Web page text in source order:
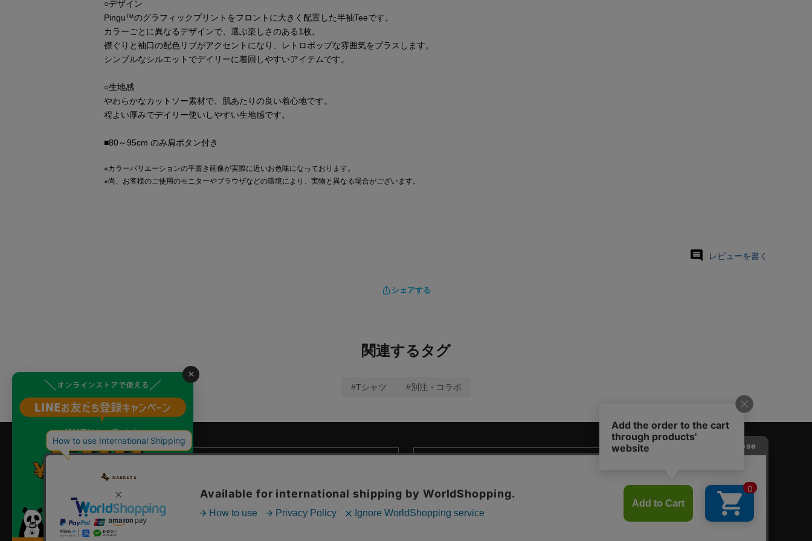
×
○デザイン
Pingu™のグラフィックプリントをフロントに大きく配置した半袖Teeです。
カラーごとに異なるデザインで、選ぶ楽しさのある1枚。
襟ぐりと袖口の配色リブがアクセントになり、レトロポップな雰囲気をプラスします。
シンプルなシルエットでデイリーに着回しやすいアイテムです。
○生地感
やわらかなカットソー素材で、肌あたりの良い着心地です。
程よい厚みでデイリー使いしやすい生地感です。
■80～95cm のみ肩ボタン付き
※カラーバリエーションの平置き画像が実際に近いお色味になっております。
※尚、お客様のご使用のモニターやブラウザなどの環境により、実物と異なる場合がございます。
レビューを書く
シェアする
関連するタグ
#Tシャツ #別注・コラボ
ご利用ガイド 企業情報 お問い合わせ 個人情報保護方針特定商取引法に基づく表示